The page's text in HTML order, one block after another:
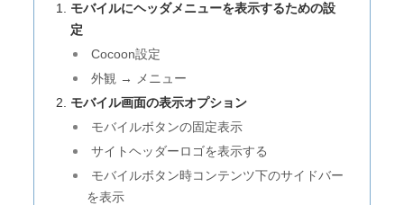
モバイルにヘッダメニューを表示するための設
定
Cocoon設定
外観 → メニュー
モバイル画面の表示オプション
モバイルボタンの固定表示
サイトヘッダーロゴを表示する
モバイルボタン時コンテンツ下のサイドバー
を表示